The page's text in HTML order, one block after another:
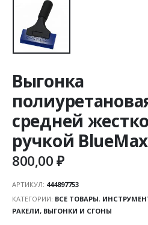
Выгонка
средней
ручкой BlueMax
800,00₽
АРТИКУЛ: 444897753
КАТЕГОРИИ: ВСЕ ТОВАРЫ,
РАКЕЛИ, ВЫГОНКИ И СГОНЫ